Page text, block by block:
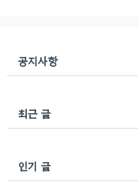
행하면 정상으로 실행됨 혹은
드시 위 그림과 같이 왼쪽 quit
공지사항
최근 글
인기 글